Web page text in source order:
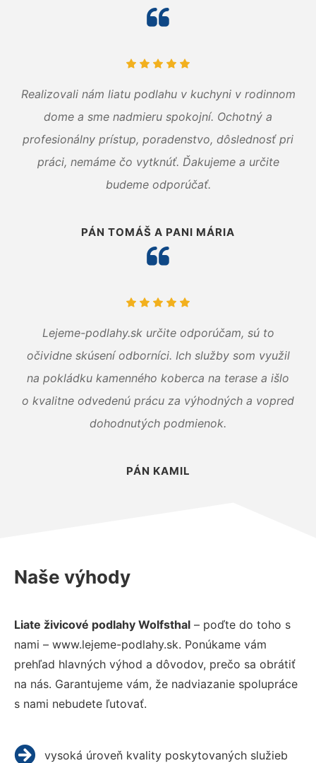
Realizovali nám liatu podlahu v kuchyni v rodinnom
dome a sme nadmieru spokojní. Ochotný a
profesionálny prístup, poradenstvo, dôslednosť pri
práci, nemáme čo vytknúť. Ďakujeme a určite
budeme odporúčať.
PÁN TOMÁŠ A PANI MÁRIA
Lejeme-podlahy.sk určite odporúčam, sú to
očividne skúsení odborníci. Ich služby som využil
na pokládku kamenného koberca na terase a išlo
o kvalitne odvedenú prácu za výhodných a vopred
dohodnutých podmienok.
PÁN KAMIL
Naše výhody
Liate živicové podlahy Wolfsthal – poďte do toho s
nami – www.lejeme-podlahy.sk. Ponúkame vám
prehľad hlavných výhod a dôvodov, prečo sa obrátiť
na nás. Garantujeme vám, že nadviazanie spolupráce
s nami nebudete ľutovať.
vysoká úroveň kvality poskytovaných služieb